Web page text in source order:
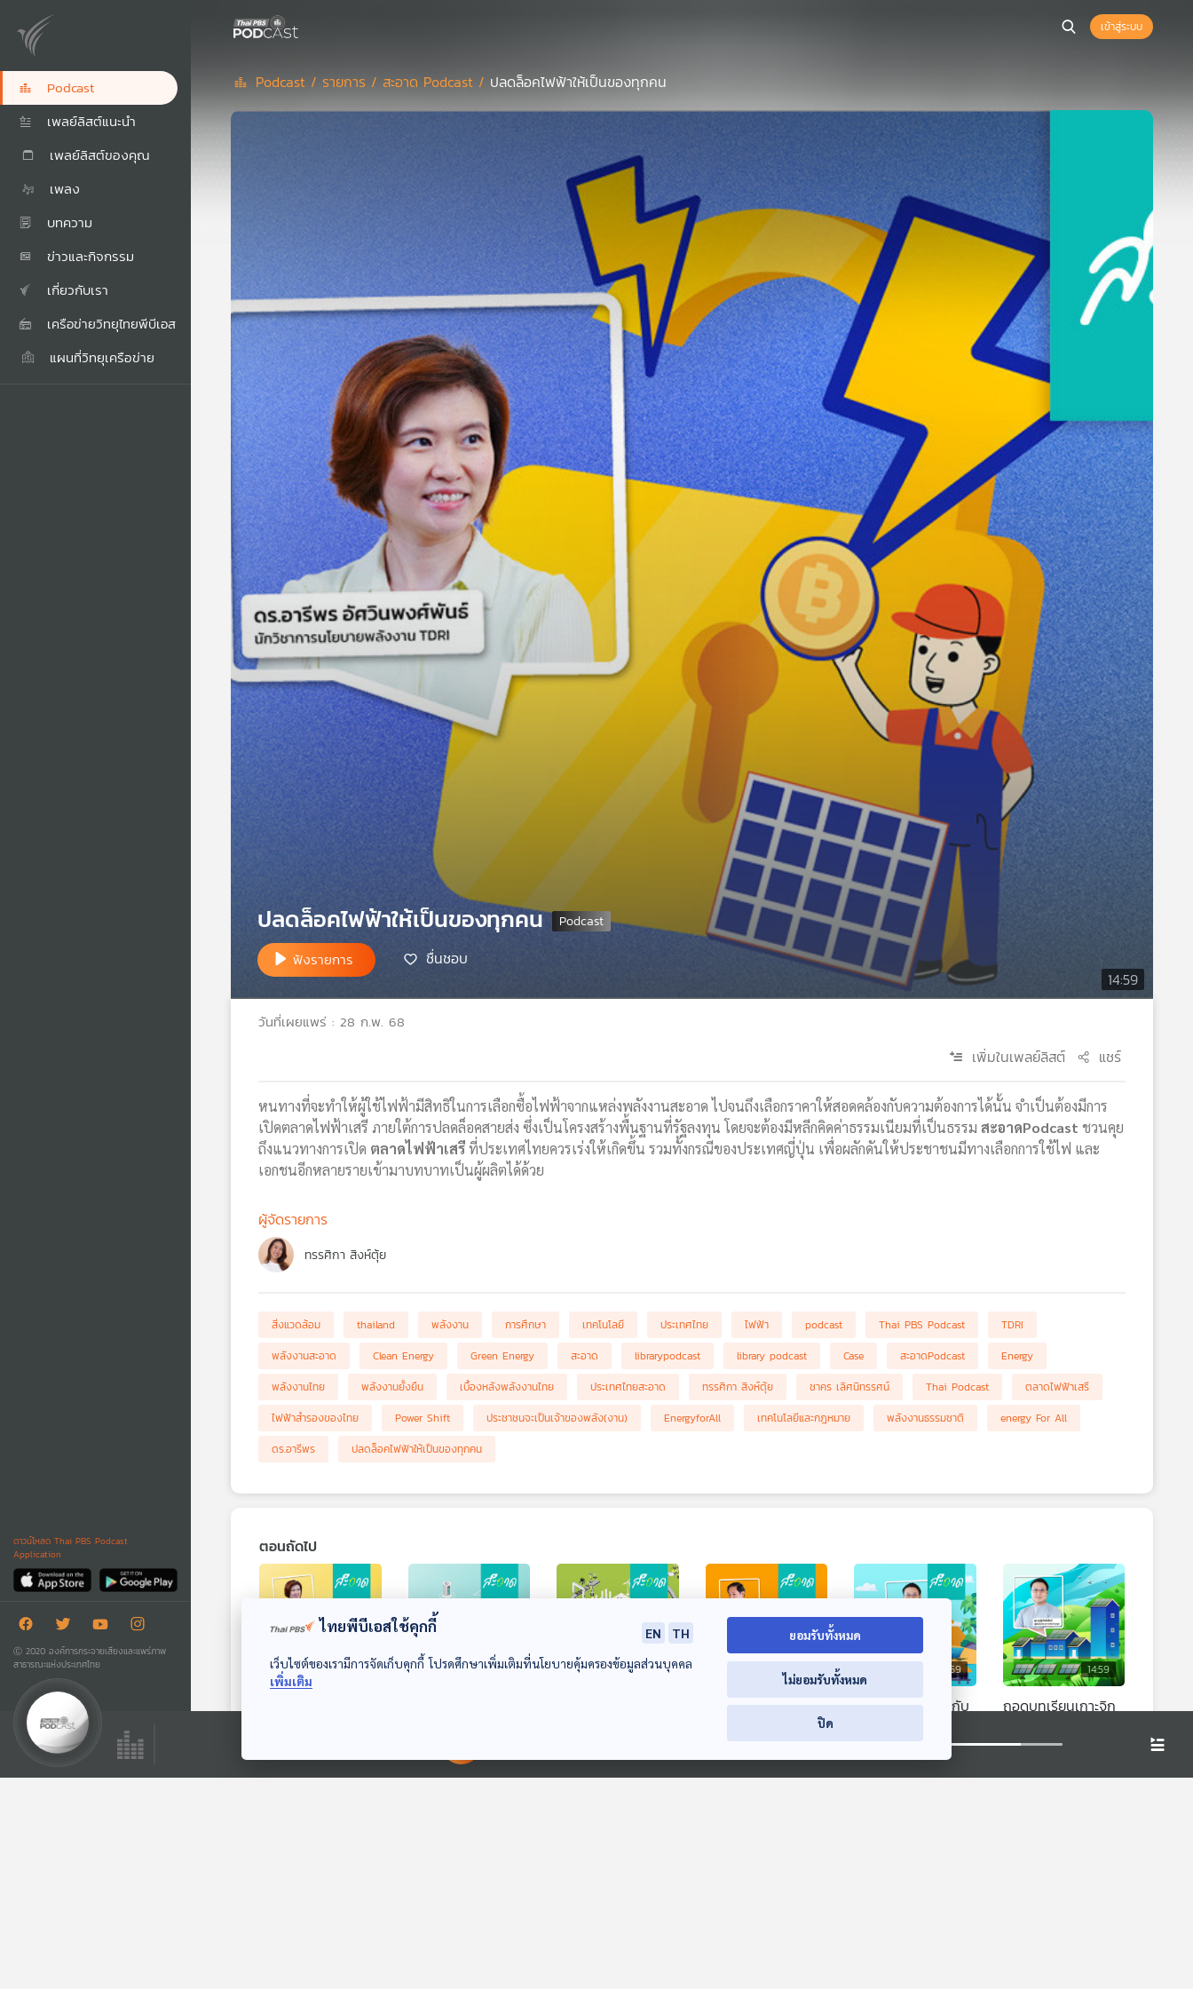
Podcast
เพลย์ลิสต์แนะนำ
เพลย์ลิสต์ของคุณ
เพลง
บทความ
ข่าวและกิจกรรม
เกี่ยวกับเรา
เครือข่ายวิทยุไทยพีบีเอส
แผนที่วิทยุเครือข่าย
ดาวน์โหลด Thai PBS Podcast
Application
Ⓒ 2020 องค์การกระจายเสียงและแพร่ภาพ
สาธารณะแห่งประเทศไทย
เข้าสู่ระบบ
Podcast / รายการ /สะอาด Podcast / ปลดล็อคไฟฟ้าให้เป็นของทุกคน
14:59
ปลดล็อคไฟฟ้าให้เป็นของทุกคน
ฟังรายการ ชื่นชอบ
วันที่เผยแพร่ : 28 ก.พ. 68
เพิ่มในเพลย์ลิสต์ แชร์
หนทางที่จะทำให้ผู้ใช้ไฟฟ้ามีสิทธิในการเลือกซื้อไฟฟ้าจากแหล่งพลังงานสะอาด ไปจนถึงเลือกราคาให้สอดคล้องกับความต้องการได้นั้น จำเป็นต้องมีการ
เปิดตลาดไฟฟ้าเสรี ภายใต้การปลดล็อคสายส่ง ซึ่งเป็นโครงสร้างพื้นฐานที่รัฐลงทุน โดยจะต้องมีหลีกคิดค่าธรรมเนียมที่เป็นธรรม สะอาดPodcast ชวนคุย
ถึงแนวทางการเปิด ตลาดไฟฟ้าเสรีที่ประเทศไทยควรเร่งให้เกิดขึ้น รวมทั้งกรณีของประเทศญี่ปุ่น เพื่อผลักดันให้ประชาชนมีทางเลือกการใช้ไฟ และ
เอกชนอีกหลายรายเข้ามาบทบาทเป็นผู้ผลิตได้ด้วย
ผู้จัดรายการ
ทรรศิกา สิงห์ตุ้ย
สิ่งแวดล้อม thailand พลังงาน การศึกษา เทคโนโลยี ประเทศไทย ไฟฟ้า podcast Thai PBS Podcast
TDRI
พลังงานสะอาด
Clean Energy Green Energy สะอาด librarypodcast library podcast Case สะอาดPodcast
Energy
พลังงานไทย
พลังงานยั้งยืน เบื้องหลังพลังงานไทย ประเทศไทยสะอาด ทรรศิกา สิงห์ตุ้ย ชาคร เลิศนิทรรศน์ Thai Podcast
ตลาดไฟฟ้าเสรี
ไฟฟ้าสำรองของไทย
Power Shift ประชาชนจะเป็นเจ้าของพลัง(งาน) EnergyforAll เทคโนโลยีและกฎหมาย พลังงานธรรมชาติ
energy For All
ดร.อารีพร
ปลดล็อคไฟฟ้าให้เป็นของทุกคน
ตอนถัดไป
14:59 14:59 14:59
FiT & Adder กับ
14:59
ชาร์จไฟให้เกาะจิกกับ
14:59
ถอดบทเรียนเกาะจิก
พลังงานสะอาด
สะอาด Podcast
00:00:00
ไทยพีบีเอสใช้คุกกี้ EN
TH
เว็บไซต์ของเรามีการจัดเก็บคุกกี้ โปรดศึกษาเพิ่มเติมที่นโยบายคุ้มครองข้อมูลส่วนบุคคล
เพิ่มเติม
ยอมรับทั้งหมด
ไม่ยอมรับทั้งหมด
ปิด